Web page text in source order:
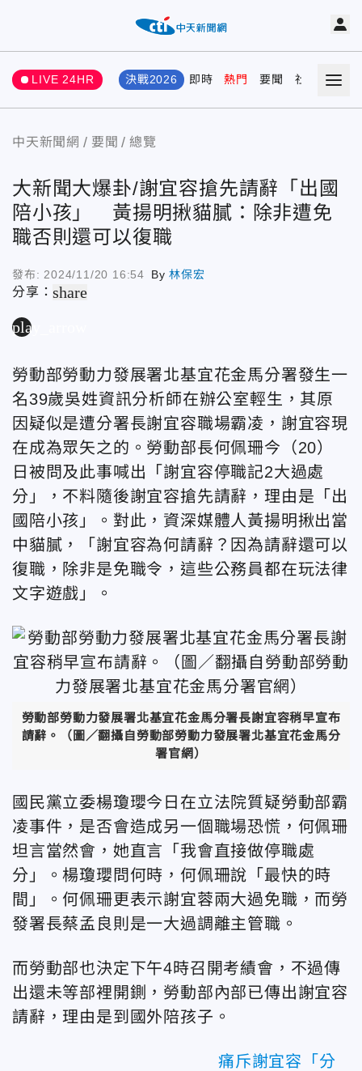
LIVE 24HR 決戰2026 即時 熱門 要聞 社會 娛樂
中天新聞網 要聞 總覽
大新聞大爆卦/謝宜容搶先請辭「出國
陪小孩」 黃揚明揪貓膩：除非遭免
職否則還可以復職
發布: 2024/11/20 16:54 By林保宏
分享：share
play_arrow
勞動部勞動力發展署北基宜花金馬分署發生一
名39歲吳姓資訊分析師在辦公室輕生，其原
因疑似是遭分署長謝宜容職場霸凌，謝宜容現
在成為眾矢之的。勞動部長何佩珊今（20）
日被問及此事喊出「謝宜容停職記2大過處
分」，不料隨後謝宜容搶先請辭，理由是「出
國陪小孩」。對此，資深媒體人黃揚明揪出當
中貓膩，「謝宜容為何請辭？因為請辭還可以
復職，除非是免職令，這些公務員都在玩法律
文字遊戲」。
勞動部勞動力發展署北基宜花金馬分署長謝宜容稍早宣布
請辭。（圖／翻攝自勞動部勞動力發展署北基宜花金馬分
署官網）
國民黨立委楊瓊瓔今日在立法院質疑勞動部霸
凌事件，是否會造成另一個職場恐慌，何佩珊
坦言當然會，她直言「我會直接做停職處
分」。楊瓊瓔問何時，何佩珊說「最快的時
間」。何佩珊更表示謝宜蓉兩大過免職，而勞
發署長蔡孟良則是一大過調離主管職。
而勞動部也決定下午4時召開考績會，不過傳
出還未等部裡開鍘，勞動部內部已傳出謝宜容
請辭，理由是到國外陪孩子。
痛斥謝宜容「分